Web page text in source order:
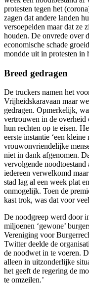
protesten tegen het
zagen dat andere landen
versoepelden maar dat ze
houden. De onvrede over
economische schade
mondde uit in protesten in
Breed gedragen
De truckers namen het
Vrijheidskaravaan maar
gedragen. Opmerkelijk,
vertrouwen in de overheid
hun rechten op te eisen.
eerste instantie ‘een
vrouwonvriendelijke
niet in dank afgenomen.
vervolgende
iedereen verwelkomd
stad lag al een week plat
onmogelijk. Toen de
kast trok, was dat voor
De noodgreep werd door
miljoenen ‘gewone’
Vereniging voor
Twitter deelde de
de noodwet in te voeren.
alleen in uitzonderlijke
het geeft de regering de
te omzeilen.’